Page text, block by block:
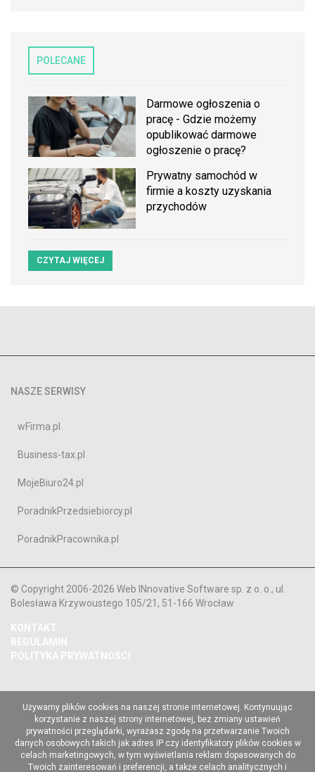
POLECANE
Darmowe ogłoszenia o
pracę - Gdzie możemy
opublikować darmowe
ogłoszenie o pracę?
Prywatny samochód w
firmie a koszty uzyskania
przychodów
CZYTAJ WIĘCEJ
NASZE SERWISY
wFirma.pl
Business-tax.pl
MojeBiuro24.pl
PoradnikPrzedsiebiorcy.pl
PoradnikPracownika.pl
© Copyright 2006-2026 Web INnovative Software sp. z o. o., ul.
Bolesława Krzywoustego 105/21, 51-166 Wrocław
KONTAKT
REGULAMIN
POLITYKA PRYWATNOŚCI
Używamy plików cookies na naszej stronie internetowej. Kontynuując
korzystanie z naszej strony internetowej, bez zmiany ustawień
prywatności przeglądarki, wyrażasz zgodę na przetwarzanie Twoich
danych osobowych takich jak adres IP czy identyfikatory plików cookies w
celach marketingowych, w tym wyświetlania reklam dopasowanych do
Twoich zainteresowań i preferencji, a także celach analitycznych i